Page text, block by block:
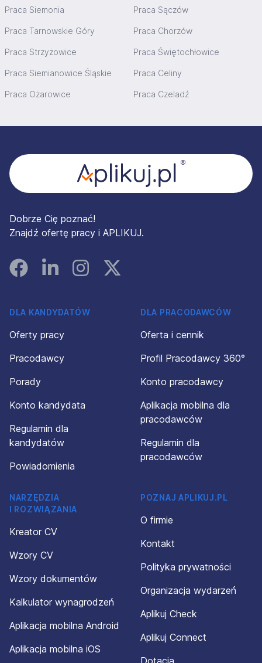
Praca Siemonia Praca Sączów
Praca Tarnowskie Góry Praca Chorzów
Praca Strzyżowice Praca Świętochłowice
Praca Siemianowice Śląskie Praca Celiny
Praca Ożarowice Praca Czeladź
Dobrze Cię poznać!
Znajdź ofertę pracy i APLIKUJ.
FacebookLinked InInstagramInstagram
DLA KANDYDATÓW
Oferty pracy
Pracodawcy
Porady
Konto kandydata
Regulamin dla
kandydatów
Powiadomienia
DLA PRACODAWCÓW
Oferta i cennik
Profil Pracodawcy 360°
Konto pracodawcy
Aplikacja mobilna dla
pracodawców
Regulamin dla
pracodawców
NARZĘDZIA
I ROZWIĄZANIA
Kreator CV
Wzory CV
Wzory dokumentów
Kalkulator wynagrodzeń
Aplikacja mobilna Android
Aplikacja mobilna iOS
POZNAJ APLIKUJ.PL
O firmie
Kontakt
Polityka prywatności
Organizacja wydarzeń
Aplikuj Check
Aplikuj Connect
Dotacja